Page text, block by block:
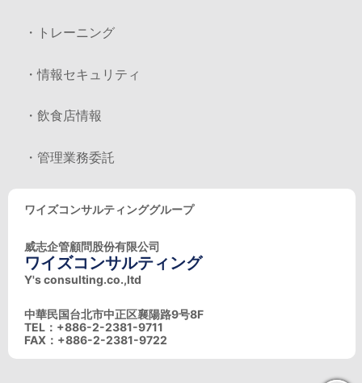
・トレーニング
・情報セキュリティ
・飲食店情報
・管理業務委託
ワイズコンサルティンググループ
威志企管顧問股份有限公司
ワイズコンサルティング
Y's consulting.co.,ltd
中華民国台北市中正区襄陽路9号8F
TEL：+886-2-2381-9711
FAX：+886-2-2381-9722